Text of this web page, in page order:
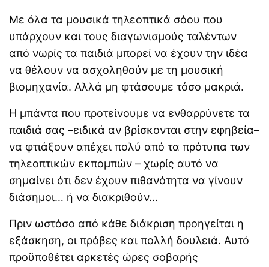
Με όλα τα μουσικά τηλεοπτικά σόου που
υπάρχουν και τους διαγωνισμούς ταλέντων
από νωρίς τα παιδιά μπορεί να έχουν την ιδέα
να θέλουν να ασχοληθούν με τη μουσική
βιομηχανία. Αλλά μη φτάσουμε τόσο μακριά.
Η μπάντα που προτείνουμε να ενθαρρύνετε τα
παιδιά σας –ειδικά αν βρίσκονται στην εφηβεία–
να φτιάξουν απέχει πολύ από τα πρότυπα των
τηλεοπτικών εκπομπών – χωρίς αυτό να
σημαίνει ότι δεν έχουν πιθανότητα να γίνουν
διάσημοι… ή να διακριθούν…
Πριν ωστόσο από κάθε διάκριση προηγείται η
εξάσκηση, οι πρόβες και πολλή δουλειά. Αυτό
προϋποθέτει αρκετές ώρες σοβαρής